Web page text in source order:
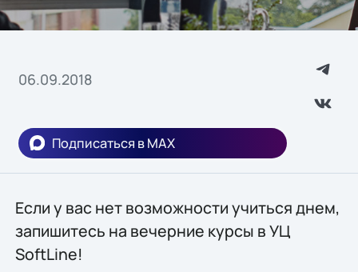
06.09.2018
Подписаться в MAX
Если у вас нет возможности учиться днем,
запишитесь на вечерние курсы в УЦ
SoftLine!